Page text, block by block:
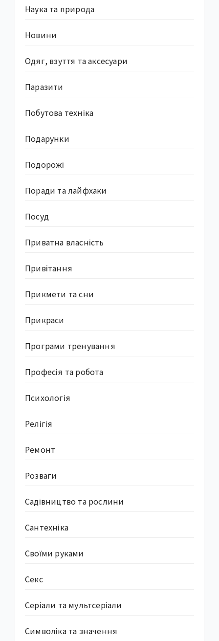
Наука та природа
Новини
Одяг, взуття та аксесуари
Паразити
Побутова техніка
Подарунки
Подорожі
Поради та лайфхаки
Посуд
Приватна власність
Привітання
Прикмети та сни
Прикраси
Програми тренування
Професія та робота
Психологія
Релігія
Ремонт
Розваги
Садівництво та рослини
Сантехніка
Своїми руками
Секс
Серіали та мультсеріали
Символіка та значення